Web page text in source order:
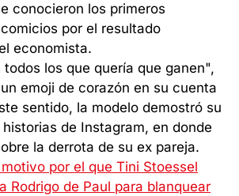
conocieron los primeros
por el resultado
economista.
todos los que quería que ganen",
emoji de corazón en su cuenta
sentido, la modelo demostró su
de Instagram, en donde
la derrota de su ex pareja.
motivo por el que Tini Stoessel
Rodrigo de Paul para blanquear